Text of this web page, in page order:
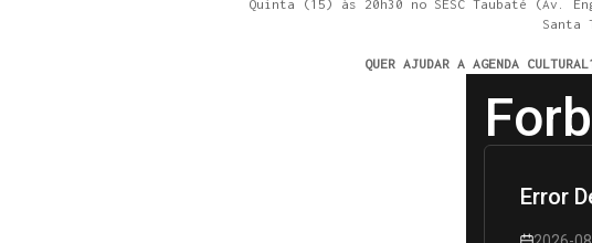
Quinta (15) às 20h30 no SESC Taubaté (Av.
Santa
QUER AJUDAR A AGENDA